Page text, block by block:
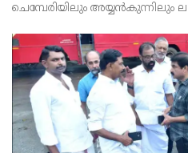
ചെമ്പേരിയിലും അയ്യൻകുന്നിലും
മില്ലിമീറ്റർ മഴ ആ സമയം